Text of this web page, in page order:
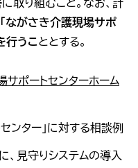
取り組むこと。なお、計
ながさき介護現場サポ
行うこととする。
ポートセンターホーム
ンター」に対する相談例
、見守りシステムの導入